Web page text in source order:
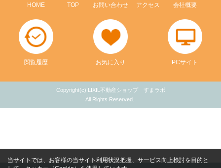
HOME TOP お問い合わせ アクセス 会社概要
閲覧履歴 お気に入り PCサイト
Copyright(c) LIXIL不動産ショップ すまラボ
All Rights Reserved.
当サイトでは、お客様の当サイト利用状況把握、サービス向上検討を目的と